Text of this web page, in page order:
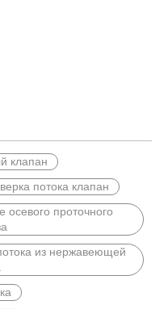
системы клапанов
Y-образных фильтров,
клапан
потока клапан
осевого проточного
из нержавеющей